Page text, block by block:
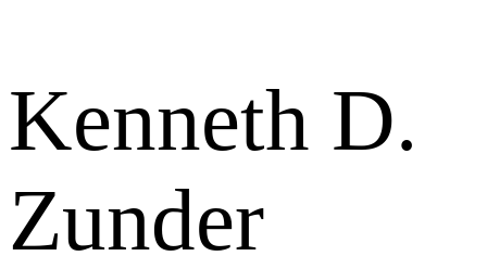
Kenneth D.
Zunder